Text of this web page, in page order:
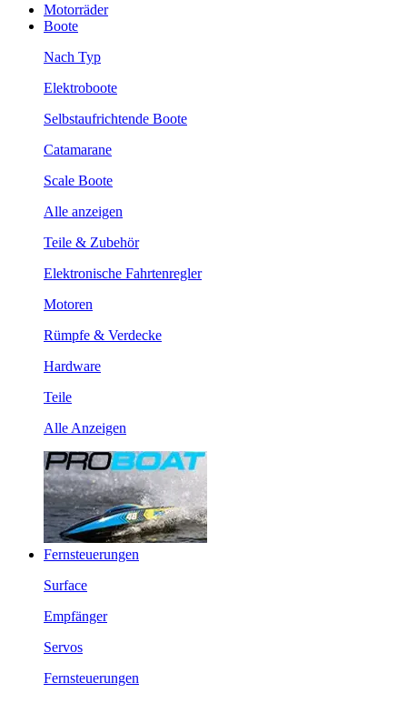
Motorräder
Boote
Nach Typ
Elektroboote
Selbstaufrichtende Boote
Catamarane
Scale Boote
Alle anzeigen
Teile & Zubehör
Elektronische Fahrtenregler
Motoren
Rümpfe & Verdecke
Hardware
Teile
Alle Anzeigen
Fernsteuerungen
Surface
Empfänger
Servos
Fernsteuerungen